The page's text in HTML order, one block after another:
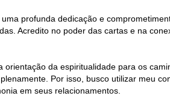
profunda dedicação e
Acredito no poder das cartas e na
da espiritualidade para os
Por isso, busco utilizar meu
em seus relacionamentos.